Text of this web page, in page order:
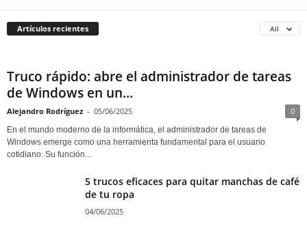
Artículos recientes All
Truco rápido: abre el administrador de tareas
de Windows en un...
Alejandro Rodríguez - 05/06/2025 0
En el mundo moderno de la informática, el administrador de tareas de
Windows emerge como una herramienta fundamental para el usuario
cotidiano. Su función...
5 trucos eficaces para quitar manchas de café
de tu ropa
04/06/2025